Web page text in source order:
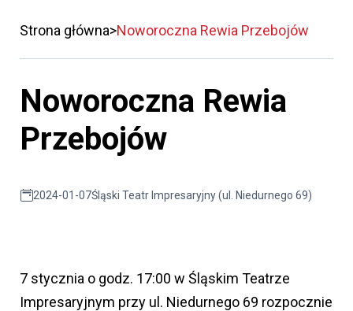
Strona główna Noworoczna Rewia Przebojów
Noworoczna Rewia
Przebojów
2024-01-07Śląski Teatr Impresaryjny (ul. Niedurnego 69)
7 stycznia o godz. 17:00 w Śląskim Teatrze
Impresaryjnym przy ul. Niedurnego 69 rozpocznie